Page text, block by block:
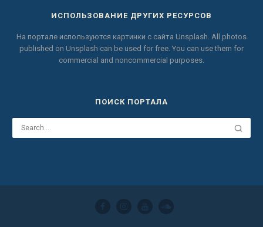
ИСПОЛЬЗОВАНИЕ ДРУГИХ РЕСУРСОВ
На портале используются картинки с сайта Unsplash. All photos
published on Unsplash can be used for free. You can use them for
commercial and noncommercial purposes.
ПОИСК ПОРТАЛА